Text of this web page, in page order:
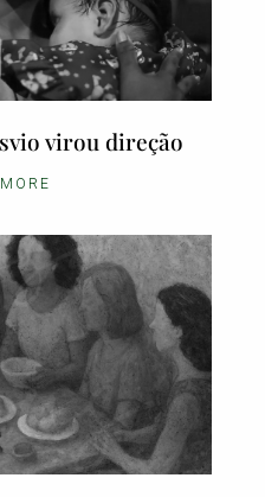
virou direção